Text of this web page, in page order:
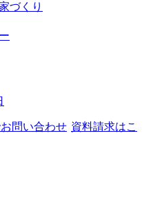
づくり
問い合わせ 資料請求はこ